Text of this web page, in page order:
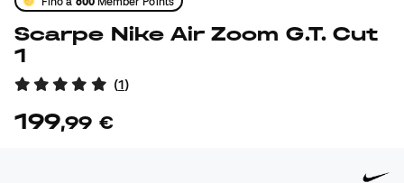
Scarpe Nike Air Zoom G.T. Cut
1
(1)
199,99 €